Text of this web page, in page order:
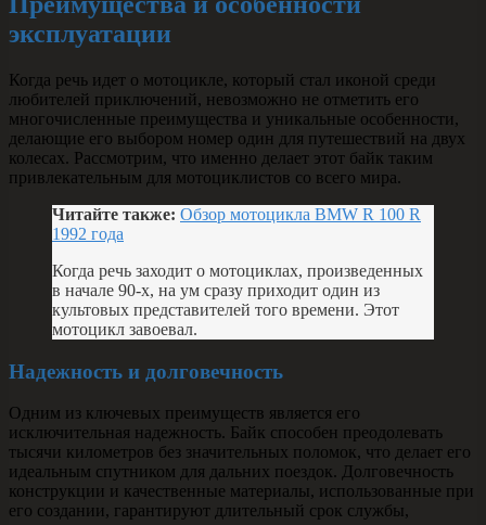
эксплуатации
Когда речь идет о мотоцикле, который стал иконой среди
любителей приключений, невозможно не отметить его
многочисленные преимущества и уникальные особенности,
делающие его выбором номер один для путешествий на двух
колесах. Рассмотрим, что именно делает этот байк таким
привлекательным для мотоциклистов со всего мира.
Читайте также: Обзор мотоцикла BMW R 100 R
1992 года
Когда речь заходит о мотоциклах, произведенных
в начале 90-х, на ум сразу приходит один из
культовых представителей того времени. Этот
мотоцикл завоевал.
Надежность и долговечность
Одним из ключевых преимуществ является его
исключительная надежность. Байк способен преодолевать
тысячи километров без значительных поломок, что делает его
идеальным спутником для дальних поездок. Долговечность
конструкции и качественные материалы, использованные при
его создании, гарантируют длительный срок службы,